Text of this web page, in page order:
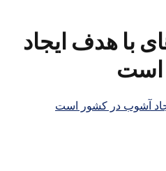
با هدف ایجاد
است